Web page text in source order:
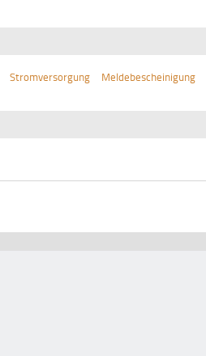
Stromversorgung Meldebescheinigung